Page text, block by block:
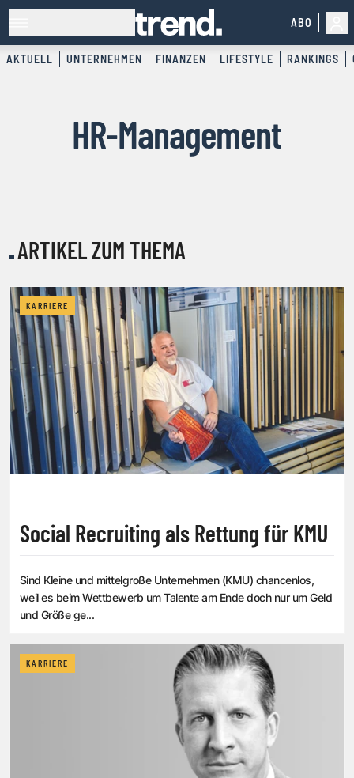
ABO
AKTUELL UNTERNEHMEN FINANZEN LIFESTYLE RANKINGS
HR-Management
ARTIKEL ZUM THEMA
KARRIERE
Social Recruiting als Rettung für KMU
Sind Kleine und mittelgroße Unternehmen (KMU) chancenlos,
weil es beim Wettbewerb um Talente am Ende doch nur um Geld
und Größe ge...
KARRIERE